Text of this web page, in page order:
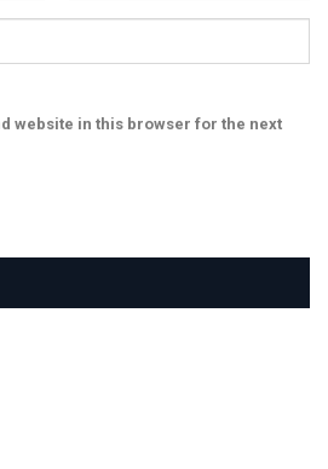
website in this browser for the next